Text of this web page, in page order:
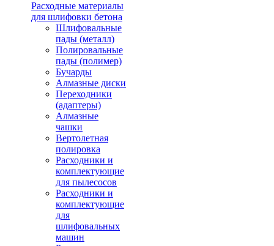
Расходные материалы
для шлифовки бетона
Шлифовальные
пады (металл)
Полировальные
пады (полимер)
Бучарды
Алмазные диски
Переходники
(адаптеры)
Алмазные
чашки
Вертолетная
полировка
Расходники и
комплектующие
для пылесосов
Расходники и
комплектующие
для
шлифовальных
машин